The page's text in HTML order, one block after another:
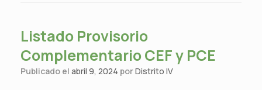
Listado Provisorio
Complementario CEF y PCE
Publicado el abril 9, 2024 porDistrito IV